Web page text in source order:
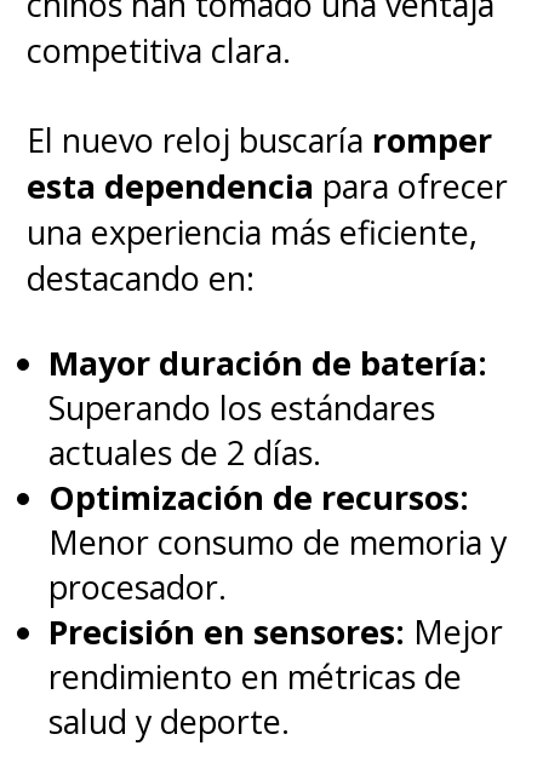
competitiva clara.
El nuevo reloj buscaría romper
esta dependencia para ofrecer
una experiencia más eficiente,
destacando en:
Mayor duración de batería:
Superando los estándares
actuales de 2 días.
Optimización de recursos:
Menor consumo de memoria y
procesador.
Precisión en sensores: Mejor
rendimiento en métricas de
salud y deporte.